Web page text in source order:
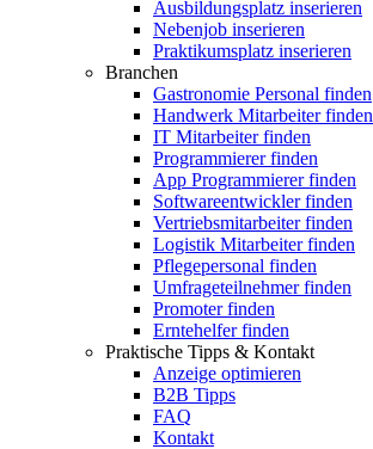
Ausbildungsplatz inserieren
Nebenjob inserieren
Praktikumsplatz inserieren
Branchen
Gastronomie Personal finden
Handwerk Mitarbeiter finden
IT Mitarbeiter finden
Programmierer finden
App Programmierer finden
Softwareentwickler finden
Vertriebsmitarbeiter finden
Logistik Mitarbeiter finden
Pflegepersonal finden
Umfrageteilnehmer finden
Promoter finden
Erntehelfer finden
Praktische Tipps & Kontakt
Anzeige optimieren
B2B Tipps
FAQ
Kontakt